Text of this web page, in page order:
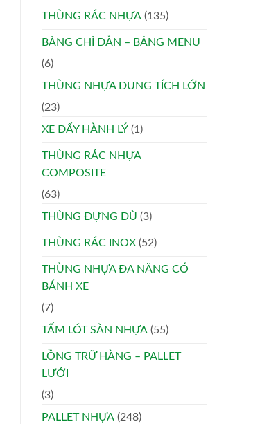
THÙNG RÁC NHỰA (135)
BẢNG CHỈ DẪN – BẢNG MENU
(6)
THÙNG NHỰA DUNG TÍCH LỚN
(23)
XE ĐẨY HÀNH LÝ (1)
THÙNG RÁC NHỰA
COMPOSITE
(63)
THÙNG ĐỰNG DÙ (3)
THÙNG RÁC INOX (52)
THÙNG NHỰA ĐA NĂNG CÓ
BÁNH XE
(7)
TẤM LÓT SÀN NHỰA (55)
LỒNG TRỮ HÀNG – PALLET
LƯỚI
(3)
PALLET NHỰA (248)